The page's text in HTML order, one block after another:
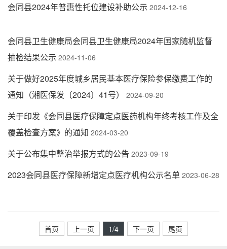
会同县2024年普惠性托位建设补助公示 2024-12-16
会同县卫生健康局会同县卫生健康局2024年国家随机监督
抽检结果公示 2024-11-06
关于做好2025年度城乡居民基本医疗保险参保缴费工作的
通知（湘医保发〔2024〕41号）
2024-09-20
关于印发《会同县医疗保障定点医药机构年终考核工作及全
覆盖检查方案》的通知 2024-03-20
关于公布集中整治举报方式的公告 2023-09-19
2023会同县医疗保障新增定点医疗机构公示名单 2023-06-28
首页 上一页 1/4 下一页 尾页